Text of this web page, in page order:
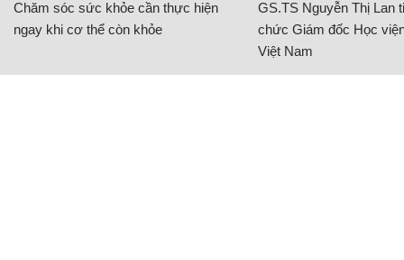
Chăm sóc sức khỏe cần thực hiện
ngay khi cơ thể còn khỏe
GS.TS Nguyễn Thị Lan
chức Giám đốc Học
Việt Nam